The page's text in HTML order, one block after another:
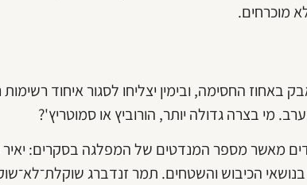
מוכרחים.
באחוז החסימה, ובימין יצליחו לסגור איחוד
מי בצרה גדולה יותר, הורוביץ או סמוטריץ'?
מאשר מספר המנדטים של המפלגה בסקרים: יאיר
הכיבוש והשטחים. תמר זנדברג